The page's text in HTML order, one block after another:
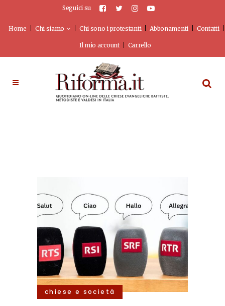
Seguici su
Home Chi siamo Chi sono i protestanti Abbonamenti Contatti
Il mio account Carrello
chiese e società